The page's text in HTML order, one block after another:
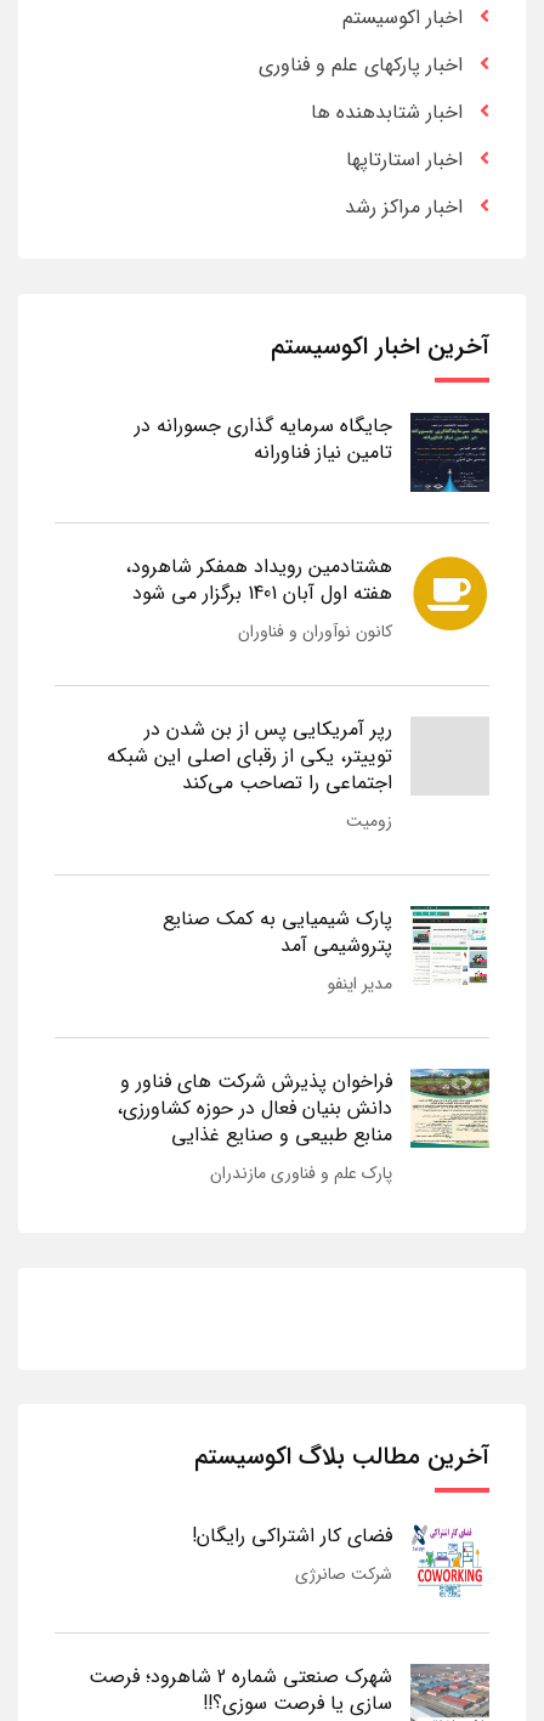
اخبار اکوسیستم
اخبار پارکهای علم و فناوری
اخبار شتابدهنده ها
اخبار استارتاپها
اخبار مراکز رشد
آخرین اخبار اکوسیستم
جایگاه سرمایه گذاری جسورانه در
تامین نیاز فناورانه
هشتادمین رویداد همفکر شاهرود،
هفته اول آبان 1401 برگزار می شود
کانون نوآوران و فناوران
رپر آمریکایی پس از بن شدن در
توییتر، یکی از رقبای اصلی این شبکه
اجتماعی را تصاحب می‌کند
زومیت
پارک شیمیایی به کمک صنایع
پتروشیمی آمد
مدیر اینفو
فراخوان پذیرش شرکت های فناور و
دانش بنیان فعال در حوزه کشاورزی،
منابع طبیعی و صنایع غذایی
پارک علم و فناوری مازندران
آخرین مطالب بلاگ اکوسیستم
فضای کار اشتراکی رایگان!
شرکت صانرژی
شهرک صنعتی شماره 2 شاهرود؛ فرصت
سازی یا فرصت سوزی؟!!